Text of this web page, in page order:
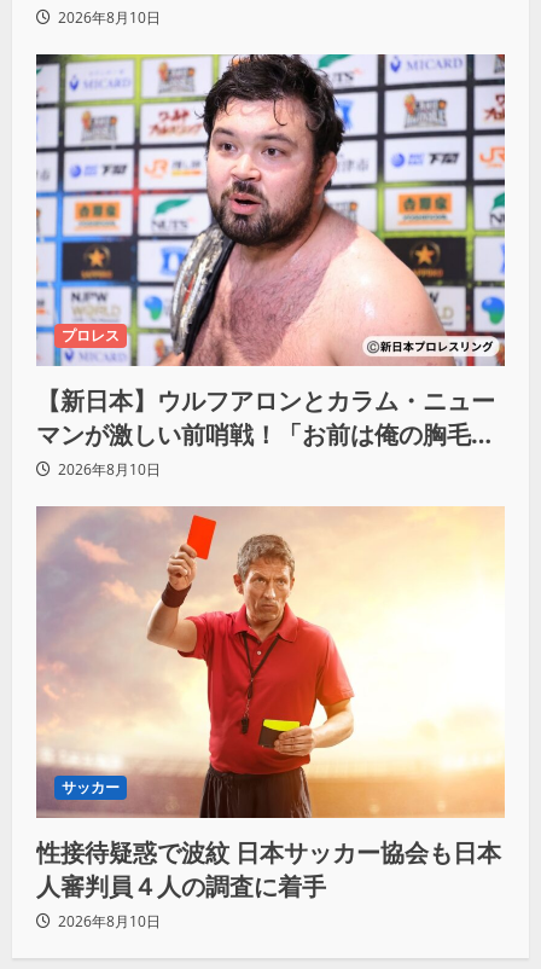
2026年8月10日
プロレス
【新日本】ウルフアロンとカラム・ニュー
マンが激しい前哨戦！「お前は俺の胸毛に
カラム(絡む)小バエと一緒だ」
2026年8月10日
サッカー
性接待疑惑で波紋 日本サッカー協会も日本
人審判員４人の調査に着手
2026年8月10日